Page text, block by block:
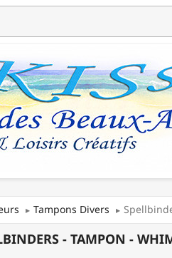
Tampons Divers
- TAMPON -